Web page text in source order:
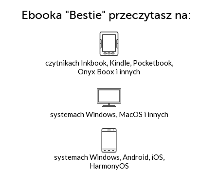
Ebooka "Bestie" przeczytasz na:
czytnikach Inkbook, Kindle, Pocketbook,
Onyx Boox i innych
systemach Windows, MacOS i innych
systemach Windows, Android, iOS,
HarmonyOS